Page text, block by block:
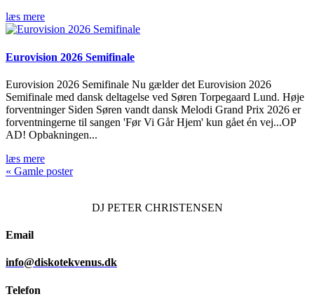
læs mere
Eurovision 2026 Semifinale
Eurovision 2026 Semifinale Nu gælder det Eurovision 2026
Semifinale med dansk deltagelse ved Søren Torpegaard Lund. Høje
forventninger Siden Søren vandt dansk Melodi Grand Prix 2026 er
forventningerne til sangen 'Før Vi Går Hjem' kun gået én vej...OP
AD! Opbakningen...
læs mere
« Gamle poster
DJPETER CHRISTENSEN
Email
info@diskotekvenus.dk
Telefon